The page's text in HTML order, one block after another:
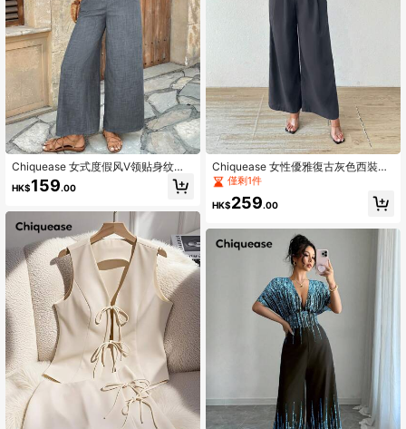
Chiquease 女式度假风V领贴身纹理
无袖连体裤，带口袋
HK$159.00
Chiquease 女性優雅復古灰色西裝馬
甲配單排釦合+舒適寬鬆直筒西裝長褲
僅剩1件
HK$259.00